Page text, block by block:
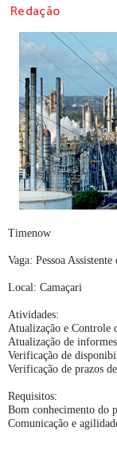
Redação
Timenow
Vaga: Pessoa
Local: Camaçari
Atividades:
Atualização e Controle
Atualização de
Verificação de
Verificação de prazos
Requisitos:
Bom conhecimento do
Comunicação e